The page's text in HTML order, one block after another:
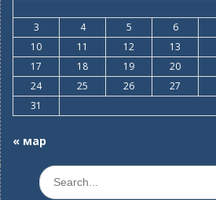
3
4 5 6
10
11 12 13
17
18 19 20
24
25 26 27
31
« мар
Search
for: